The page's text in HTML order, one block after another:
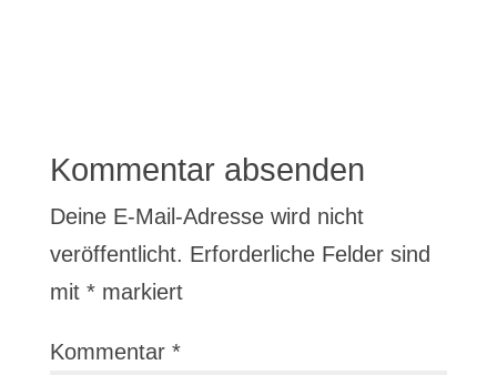
Kommentar absenden
Deine E-Mail-Adresse wird nicht
veröffentlicht. Erforderliche Felder sind
mit *markiert
Kommentar *